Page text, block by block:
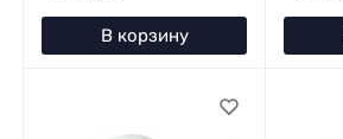
В корзину